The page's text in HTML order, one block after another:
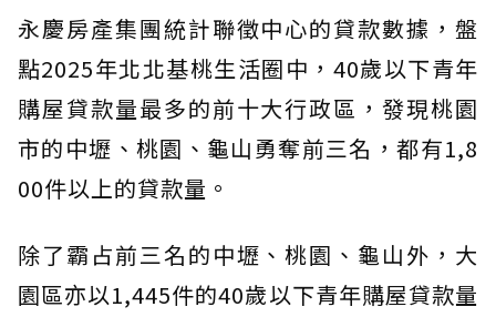
永慶房產集團統計聯徵中心的貸款數據，盤
點2025年北北基桃生活圈中，40歲以下青年
購屋貸款量最多的前十大行政區，發現桃園
市的中壢、桃園、龜山勇奪前三名，都有1,8
00件以上的貸款量。
除了霸占前三名的中壢、桃園、龜山外，大
園區亦以1,445件的40歲以下青年購屋貸款量